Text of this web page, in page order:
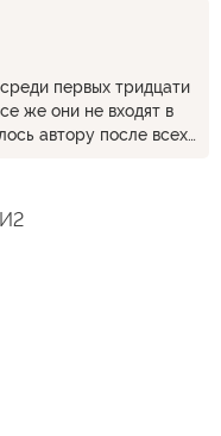
первых тридцати
же они не входят в
автору после всех